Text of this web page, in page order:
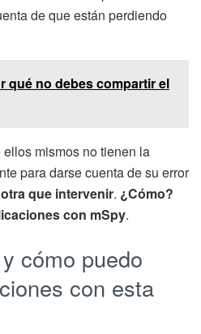
de que están perdiendo
qué no debes compartir el
mismos no tienen la
para darse cuenta de su error
que intervenir. ¿Cómo?
con mSpy.
cómo puedo
con esta